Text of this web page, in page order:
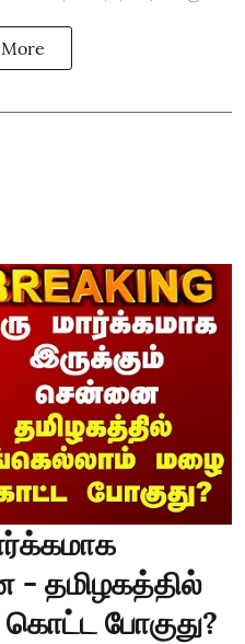
- தமிழகத்தில்
போகுது?